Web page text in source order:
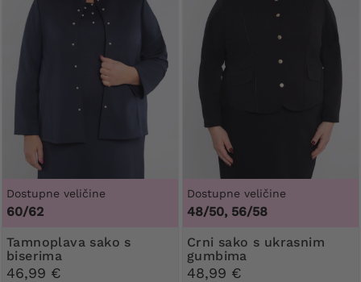
Dostupne veličine
60/62
Tamnoplava sako s
biserima
46,99 €
Dostupne veličine
48/50, 56/58
Crni sako s ukrasnim
gumbima
48,99 €